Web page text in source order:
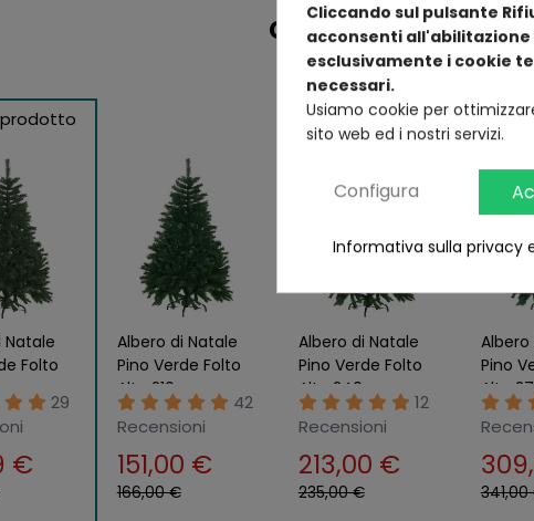
Confronta prodotti
Natale
Folto
29
€
Albero di Natale
Pino Verde Folto
Alto 210 cm
Realistico
42
Recensioni
151,00 €
166,00 €
Albero di Natale
Pino Verde Folto
Alto 240 cm
Realistico
12
Recensioni
213,00 €
235,00 €
Albero
Pino
Alto
Cliccando sul pulsante
acconsenti all'abilitazione
esclusivamente i cookie
necessari.
Usiamo cookie per
sito web ed i nostri servizi.
Configura
Informativa sulla privacy